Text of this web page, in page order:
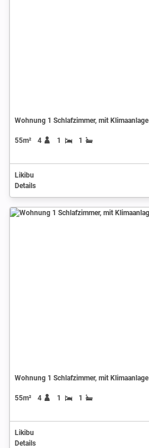
Wohnung 1 Schlafzimmer, mit Klimaanlage
55m² 4 1 1
Likibu
Details
Wohnung 1 Schlafzimmer, mit Klimaanlage
55m² 4 1 1
Likibu
Details